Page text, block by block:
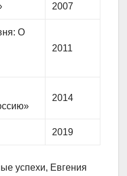
2007
О
2011
2014
2019
успехи, Евгения